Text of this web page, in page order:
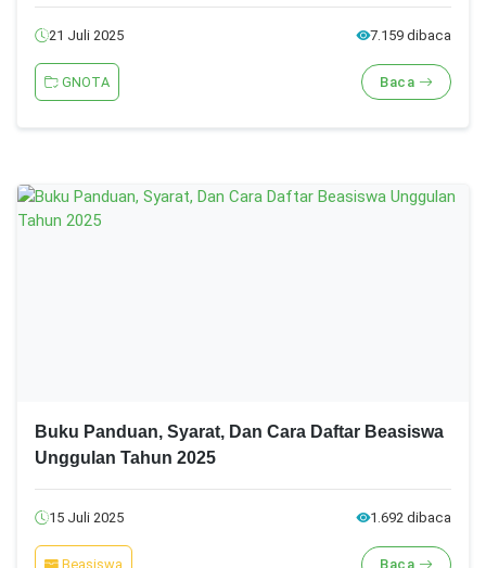
21 Juli 2025 7.159 dibaca
GNOTA Baca
Buku Panduan, Syarat, Dan Cara Daftar Beasiswa
Unggulan Tahun 2025
15 Juli 2025 1.692 dibaca
Beasiswa Baca